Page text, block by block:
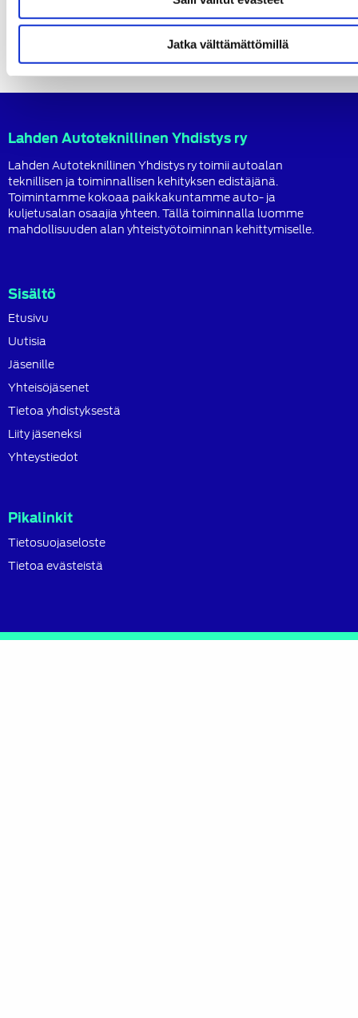
Jatka välttämättömillä
Lahden Autoteknillinen Yhdistys ry
Lahden Autoteknillinen Yhdistys ry toimii autoalan
teknillisen ja toiminnallisen kehityksen edistäjänä.
Toimintamme kokoaa paikkakuntamme auto- ja
kuljetusalan osaajia yhteen. Tällä toiminnalla luomme
mahdollisuuden alan yhteistyötoiminnan kehittymiselle.
Sisältö
Etusivu
Uutisia
Jäsenille
Yhteisöjäsenet
Tietoa yhdistyksestä
Liity jäseneksi
Yhteystiedot
Pikalinkit
Tietosuojaseloste
Tietoa evästeistä